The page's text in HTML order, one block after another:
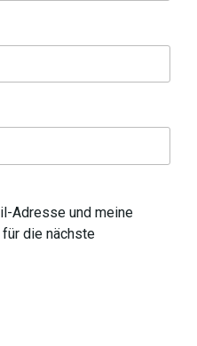
Adresse und meine
die nächste